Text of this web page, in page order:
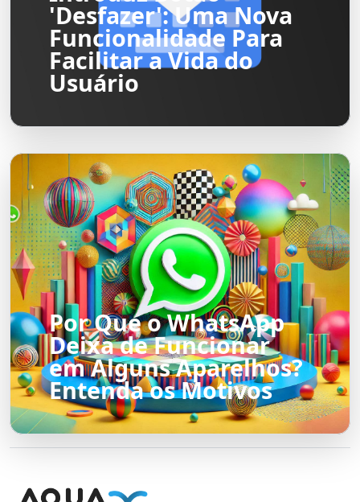
'Desfazer': Uma Nova
Funcionalidade Para
Facilitar a Vida do
Usuário
Por Que o WhatsApp
Deixa de Funcionar
em Alguns Aparelhos?
Entenda os Motivos